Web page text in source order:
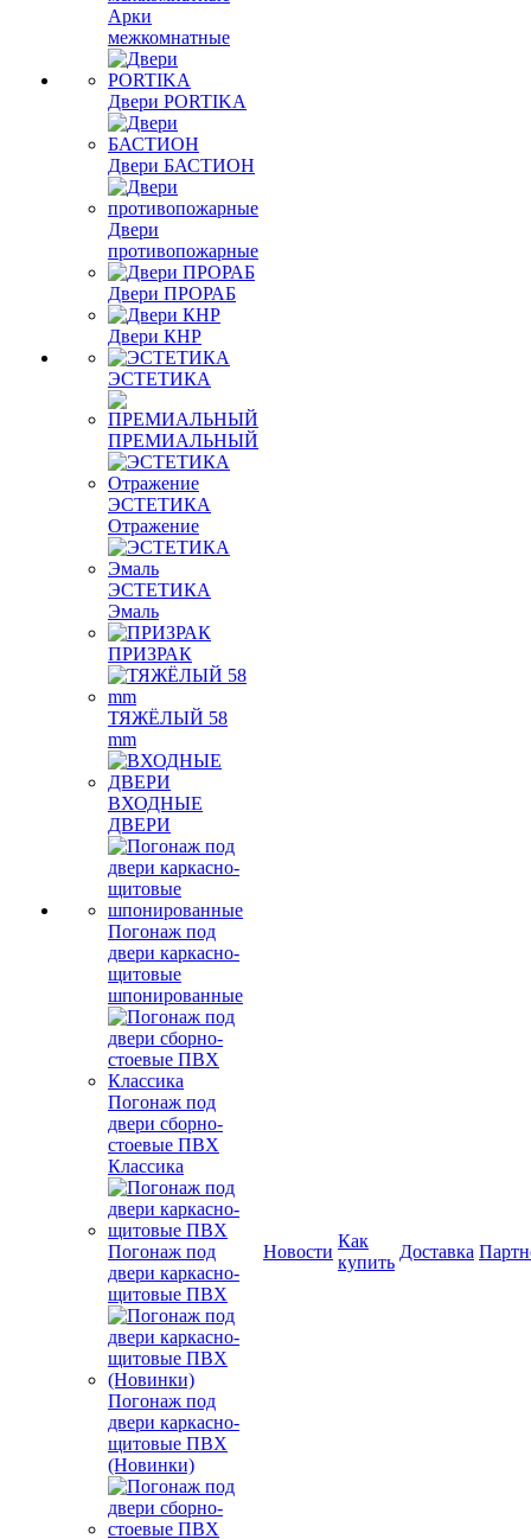
Арки
межкомнатные
Двери PORTIKA
Двери БАСТИОН
Двери
противопожарные
Двери ПРОРАБ
Двери КНР
ЭСТЕТИКА
ПРЕМИАЛЬНЫЙ
ЭСТЕТИКА
Отражение
ЭСТЕТИКА
Эмаль
ПРИЗРАК
ТЯЖЁЛЫЙ 58
mm
ВХОДНЫЕ
ДВЕРИ
Погонаж под
двери каркасно-
щитовые
шпонированные
Погонаж под
двери сборно-
стоевые ПВХ
Классика
Погонаж под
двери каркасно-
щитовые ПВХ
Погонаж под
двери каркасно-
щитовые ПВХ
(Новинки)
Новости
Как
купить
Доставка